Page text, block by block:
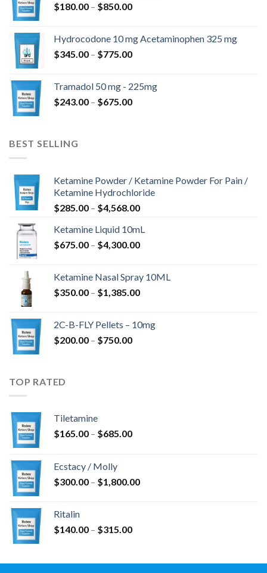
$180.00 – $850.00
Hydrocodone 10 mg Acetaminophen 325 mg
$345.00 – $775.00
Tramadol 50 mg - 225mg
$243.00 – $675.00
BEST SELLING
Ketamine Powder / Ketamine Powder For Pain /
Ketamine Hydrochloride
$285.00 – $4,568.00
Ketamine Liquid 10mL
$675.00 – $4,300.00
Ketamine Nasal Spray 10ML
$350.00 – $1,385.00
2C-B-FLY Pellets – 10mg
$200.00 – $750.00
TOP RATED
Tiletamine
$165.00 – $685.00
Ecstacy / Molly
$300.00 – $1,800.00
Ritalin
$140.00 – $315.00